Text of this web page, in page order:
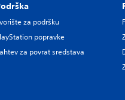
za podršku
popravke
za povrat sredstava